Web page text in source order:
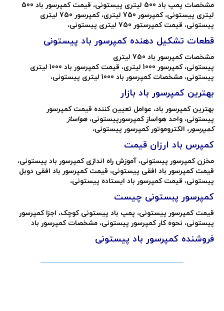
مشخصات پمپ باد 500 لیتری پیستونی، قیمت کمپرسور باد 500
لیتری پیستونی، کمپرسور 750 لیتری، کمپرسور 750 لیتری
پیستونی، قیمت کمپرستور 750 لیتری پیستونی،
قطعات تشکیل دهنده کمپرسور باد پیستونی
مشخصات کمپرسور باد 750 لیتری
پیستونی، کمپرسور 1000 لیتری، قیمت کمپرسور باد 1000 لیتری
پیستونی، مشخصات کمپرسور باد 1000 لیتری پیستونی،
بهترین کمپرسور باد بازار
بهترین کمپرسور باد، عوامل تعیین کننده قیمت کمپرسور
پیستونی، واحد هواساز کمپرسورپیستونی، هواساز
کمپرسور، الکتروموتور کمپرسور پیستونی،
کمپرس باد ارزان قیمت
مخزن کمپرسور پیستونی، آموزش راه اندازی کمپرسور باد پیستونی،
قیمت کمپرسور باد افقی پیستونی، قیمت کمپرسور باد افقی دوبل
پیستونی، قیمت کمپرسور باد ایستاده پیستونی،
کمپرسور پبستونی چیست
قیمت کمپرسور پیستونی، پمپ باد پیستونی کوچک، اجزا کمپرسور
پیستونی، نحوه کار کمپرسور پیستونی، مشخصات کمپرسور باد
فروشنده کمپرسور باد پیستونی